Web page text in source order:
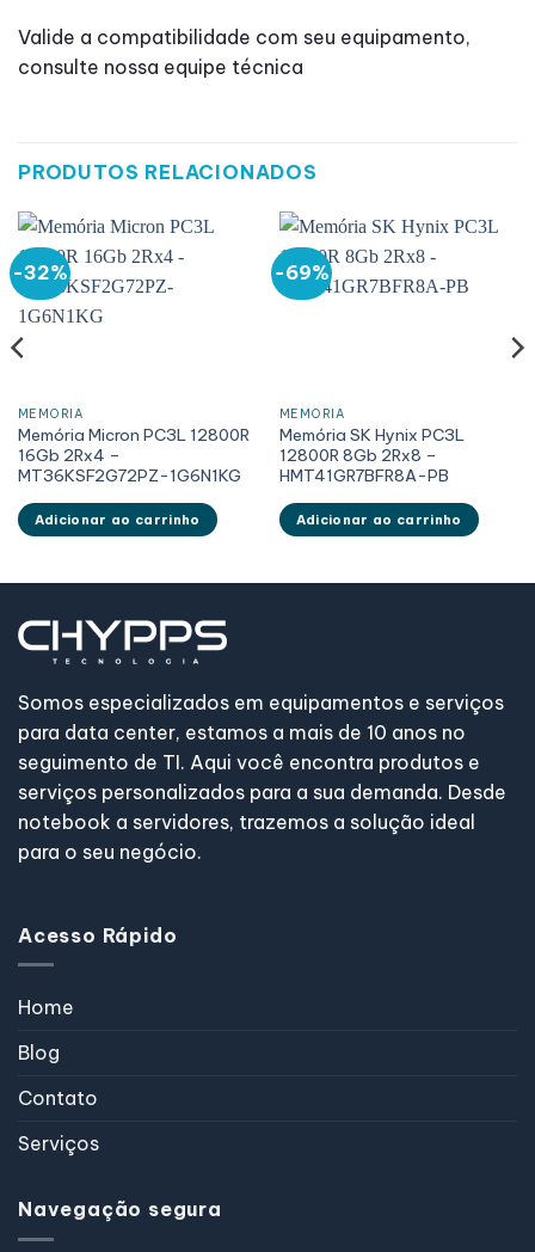
Valide a compatibilidade com seu equipamento,
consulte nossa equipe técnica
PRODUTOS RELACIONADOS
-32%
MEMÓRIA
Memória Micron PC3L 12800R
16Gb 2Rx4 –
MT36KSF2G72PZ-1G6N1KG
Adicionar ao carrinho
-69%
MEMÓRIA
Memória SK Hynix PC3L
12800R 8Gb 2Rx8 –
HMT41GR7BFR8A-PB
Adicionar ao carrinho
Somos especializados em equipamentos e serviços
para data center, estamos a mais de 10 anos no
seguimento de TI. Aqui você encontra produtos e
serviços personalizados para a sua demanda. Desde
notebook a servidores, trazemos a solução ideal
para o seu negócio.
Acesso Rápido
Home
Blog
Contato
Serviços
Navegação segura